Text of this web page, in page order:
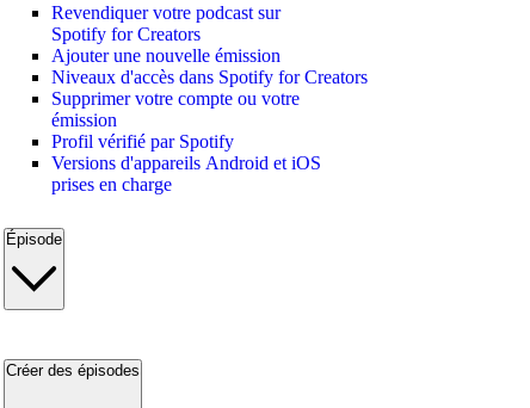
Revendiquer votre podcast sur
Spotify for Creators
Ajouter une nouvelle émission
Niveaux d'accès dans Spotify for Creators
Supprimer votre compte ou votre
émission
Profil vérifié par Spotify
Versions d'appareils Android et iOS
prises en charge
Épisode
Créer des épisodes